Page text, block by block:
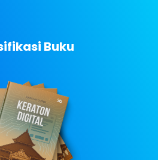
Buku